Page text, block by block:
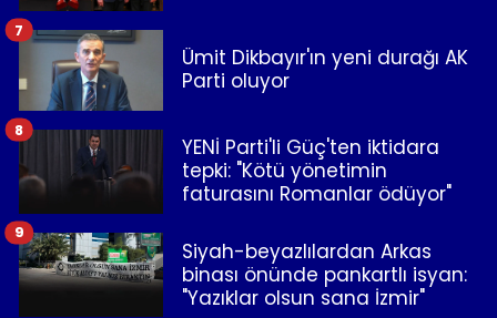
Ümit Dikbayır'ın yeni durağı AK
Parti oluyor
7
YENİ Parti'li Güç'ten iktidara
tepki: "Kötü yönetimin
faturasını Romanlar ödüyor"
8
Siyah-beyazlılardan Arkas
binası önünde pankartlı isyan:
"Yazıklar olsun sana İzmir"
9